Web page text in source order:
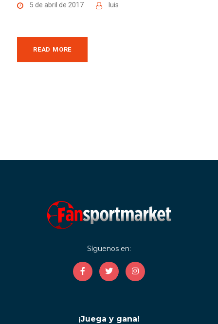
5 de abril de 2017 luis
READ MORE
Síguenos en:
¡Juega y gana!